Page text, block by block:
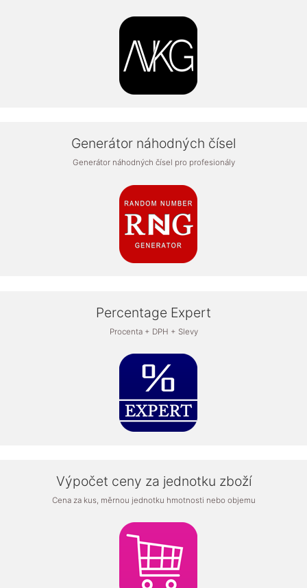
Generátor náhodných čísel
Generátor náhodných čísel pro profesionály
Percentage Expert
Procenta + DPH + Slevy
Výpočet ceny za jednotku zboží
Cena za kus, měrnou jednotku hmotnosti nebo objemu